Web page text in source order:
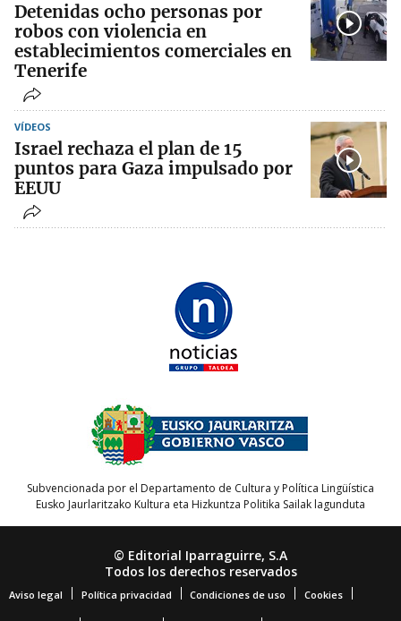
Detenidas ocho personas por
robos con violencia en
establecimientos comerciales en
Tenerife
VÍDEOS
Israel rechaza el plan de 15
puntos para Gaza impulsado por
EEUU
Subvencionada por el Departamento de Cultura y Política Lingüística
Eusko Jaurlaritzako Kultura eta Hizkuntza Politika Sailak lagunduta
© Editorial Iparraguirre, S.A
Todos los derechos reservados
Aviso legal Política privacidad Condiciones de uso Cookies